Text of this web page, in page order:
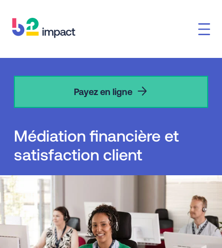
Médiation financière et
satisfaction client
Payez en ligne